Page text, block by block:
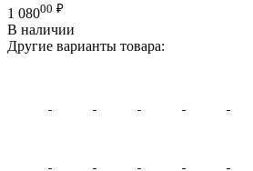
1 08000 ₽
В наличии
Другие варианты товара: